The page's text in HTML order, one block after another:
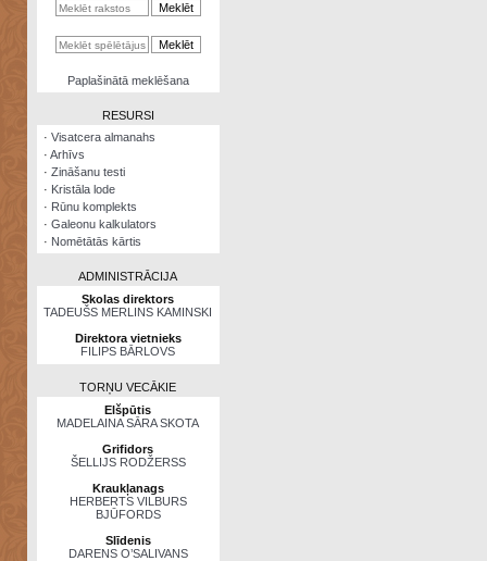
kalkulators
NomētātāsPaplašinātā meklēšana
RESURSI
· Visatcera almanahs
· Arhīvs
· Zināšanu testi
· Kristāla lode
· Rūnu komplekts
· Galeonu kalkulators
· Nomētātās kārtis
ADMINISTRĀCIJA
Skolas direktors
TADEUŠS MERLINS KAMINSKI
Direktora vietnieks
FILIPS BĀRLOVS
TORŅU VECĀKIE
Elšpūtis
MADELAINA SĀRA SKOTA
Grifidors
ŠELLIJS RODŽERSS
Kraukļanags
HERBERTS VILBURS
BJŪFORDS
Slīdenis
DARENS O’SALIVANS